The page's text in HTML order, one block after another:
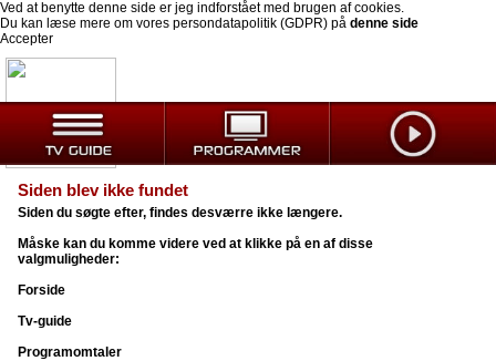
Ved at benytte denne side er jeg indforstået med brugen af cookies.
Du kan læse mere om vores persondatapolitik (GDPR) på denne side
Accepter
Siden blev ikke fundet
Siden du søgte efter, findes desværre ikke længere.
Måske kan du komme videre ved at klikke på en af disse
valgmuligheder:
Forside
Tv-guide
Programomtaler